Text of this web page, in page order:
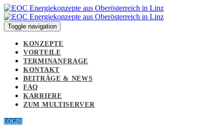
Links
überspringen
Zur
primären
Navigation
springen
Zum
Inhalt
springen
Toggle navigation
KONZEPTE
VORTEILE
TERMINANFRAGE
KONTAKT
BEITRÄGE & NEWS
FAQ
KARRIERE
ZUM MULTISERVER
LOGIN